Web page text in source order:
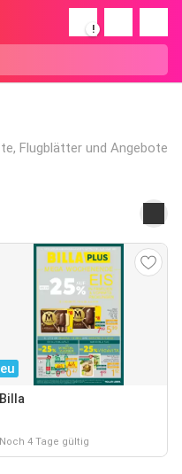
!
Flugblätter und Angebote
Billa
Noch 4 Tage gültig